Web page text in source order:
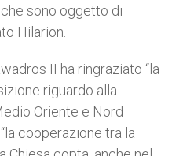
sono oggetto di
Hilarion.
II ha ringraziato “la
riguardo alla
Oriente e Nord
cooperazione tra la